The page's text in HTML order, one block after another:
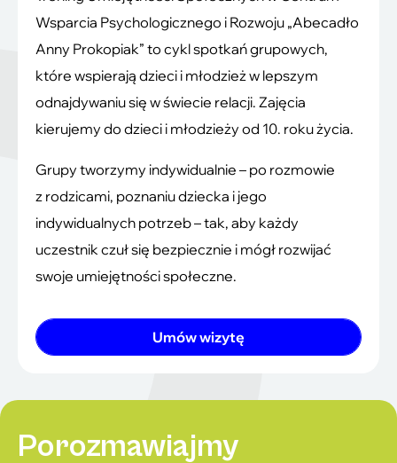
Wsparcia Psychologicznego i Rozwoju „Abecadło
Anny Prokopiak” to cykl spotkań grupowych,
które wspierają dzieci i młodzież w lepszym
odnajdywaniu się w świecie relacji. Zajęcia
kierujemy do dzieci i młodzieży od 10. roku życia.
Grupy tworzymy indywidualnie – po rozmowie
z rodzicami, poznaniu dziecka i jego
indywidualnych potrzeb – tak, aby każdy
uczestnik czuł się bezpiecznie i mógł rozwijać
swoje umiejętności społeczne.
Umów wizytę
Porozmawiajmy